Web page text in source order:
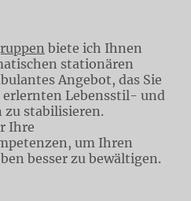
biete ich Ihnen
stationären
Angebot, das Sie
Lebensstil- und
zu stabilisieren.
Ihre
um Ihren
besser zu bewältigen.